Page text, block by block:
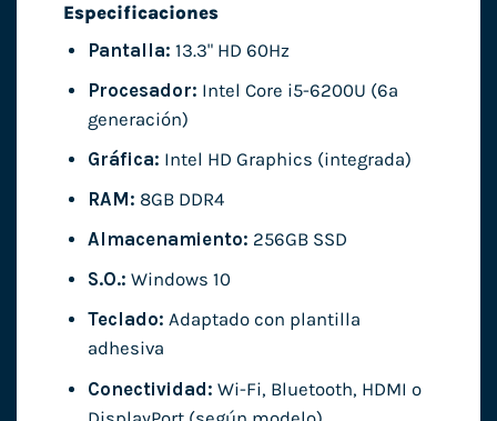
Especificaciones
Pantalla: 13.3" HD 60Hz
Procesador: Intel Core i5-6200U (6ª
generación)
Gráfica: Intel HD Graphics (integrada)
RAM: 8GB DDR4
Almacenamiento: 256GB SSD
S.O.: Windows 10
Teclado: Adaptado con plantilla
adhesiva
Conectividad: Wi-Fi, Bluetooth, HDMI o